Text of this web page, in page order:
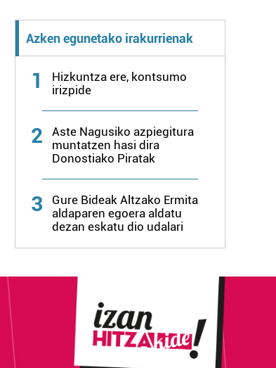
Azken egunetako irakurrienak
1
Hizkuntza ere, kontsumo
irizpide
2
Aste Nagusiko azpiegitura
muntatzen hasi dira
Donostiako Piratak
3
Gure Bideak Altzako Ermita
aldaparen egoera aldatu
dezan eskatu dio udalari